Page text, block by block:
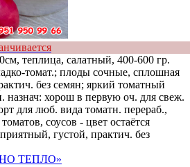
теплица, салатный, 400-600 гр.
томат.; плоды сочные, сплошная
без семян; яркий томатный
назнач: хорош в первую оч. для свеж.
для люб. вида томатн. перераб.,
соусов - цвет остаётся
густой, практич. без
ТЕПЛО»